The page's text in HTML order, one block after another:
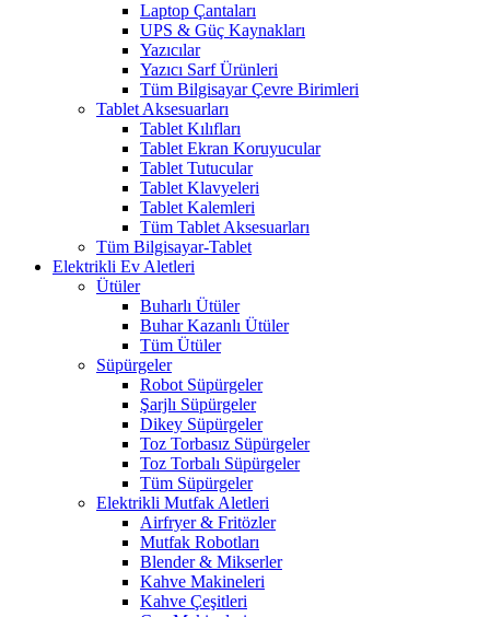
Laptop Çantaları
UPS & Güç Kaynakları
Yazıcılar
Yazıcı Sarf Ürünleri
Tüm Bilgisayar Çevre Birimleri
Tablet Aksesuarları
Tablet Kılıfları
Tablet Ekran Koruyucular
Tablet Tutucular
Tablet Klavyeleri
Tablet Kalemleri
Tüm Tablet Aksesuarları
Tüm Bilgisayar-Tablet
Elektrikli Ev Aletleri
Ütüler
Buharlı Ütüler
Buhar Kazanlı Ütüler
Tüm Ütüler
Süpürgeler
Robot Süpürgeler
Şarjlı Süpürgeler
Dikey Süpürgeler
Toz Torbasız Süpürgeler
Toz Torbalı Süpürgeler
Tüm Süpürgeler
Elektrikli Mutfak Aletleri
Airfryer & Fritözler
Mutfak Robotları
Blender & Mikserler
Kahve Makineleri
Kahve Çeşitleri